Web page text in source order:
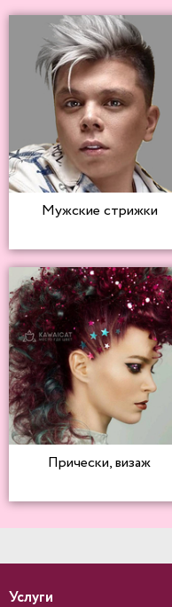
Мужские стрижки
Прически, визаж
Услуги